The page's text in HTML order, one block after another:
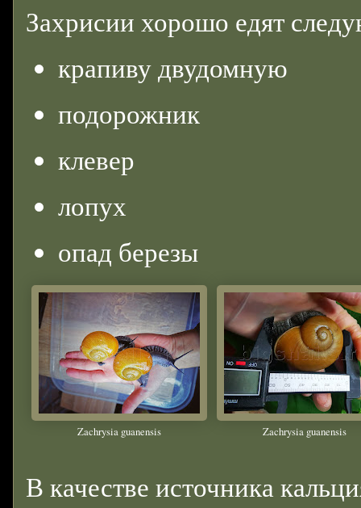
Захрисии хорошо едят
крапиву двудомную
подорожник
клевер
лопух
опад березы
Zachrysia guanensis Zachrysia guanensis
В качестве источника